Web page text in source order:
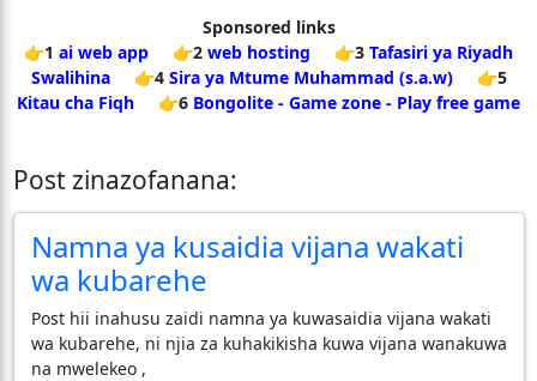
Sponsored links
👉1 ai web app 👉2 web hosting 👉3 Tafasiri ya Riyadh
Swalihina
👉4 Sira ya Mtume Muhammad (s.a.w)
👉5
Kitau cha Fiqh
👉6 Bongolite - Game zone - Play free game
Post zinazofanana:
Namna ya kusaidia vijana wakati
wa kubarehe
Post hii inahusu zaidi namna ya kuwasaidia vijana wakati
wa kubarehe, ni njia za kuhakikisha kuwa vijana wanakuwa
na mwelekeo ,